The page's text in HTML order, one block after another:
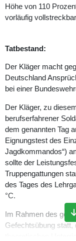
Höhe von 110
vorläufig
Tatbestand:
Der Kläger macht
Deutschland
bei einer
Der Kläger, zu
berufserfahrener
dem genannten Tag
Eignungstest des
Jagdkommandos“)
sollte der
Truppengattungen
des Tages des
°C.
Im Rahmen des
Gefechtsübung statt,